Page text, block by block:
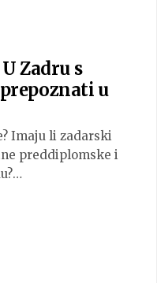
Zadru s
u
Imaju li zadarski
preddiplomske i